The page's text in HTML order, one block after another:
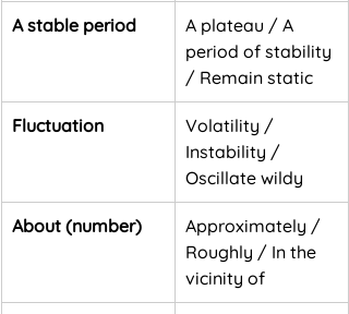
A stable period
A plateau / A
period of stability
/ Remain static
Fluctuation
Volatility /
Instability /
Oscillate wildy
About (number)
Approximately /
Roughly / In the
vicinity of